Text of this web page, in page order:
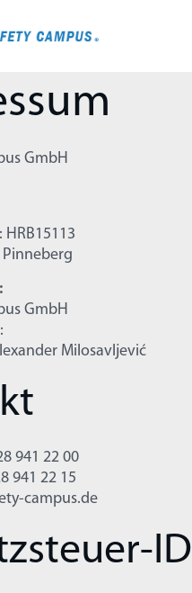
GmbH
GmbH
Milosavljević
941 22 00
941 22 15
campus.de
ID